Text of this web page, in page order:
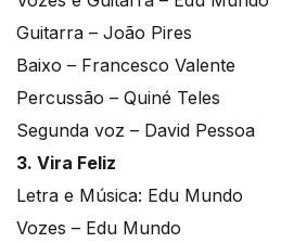
Guitarra – João Pires
Baixo – Francesco Valente
Percussão – Quiné Teles
Segunda voz – David Pessoa
3. Vira Feliz
Letra e Música: Edu Mundo
Vozes – Edu Mundo